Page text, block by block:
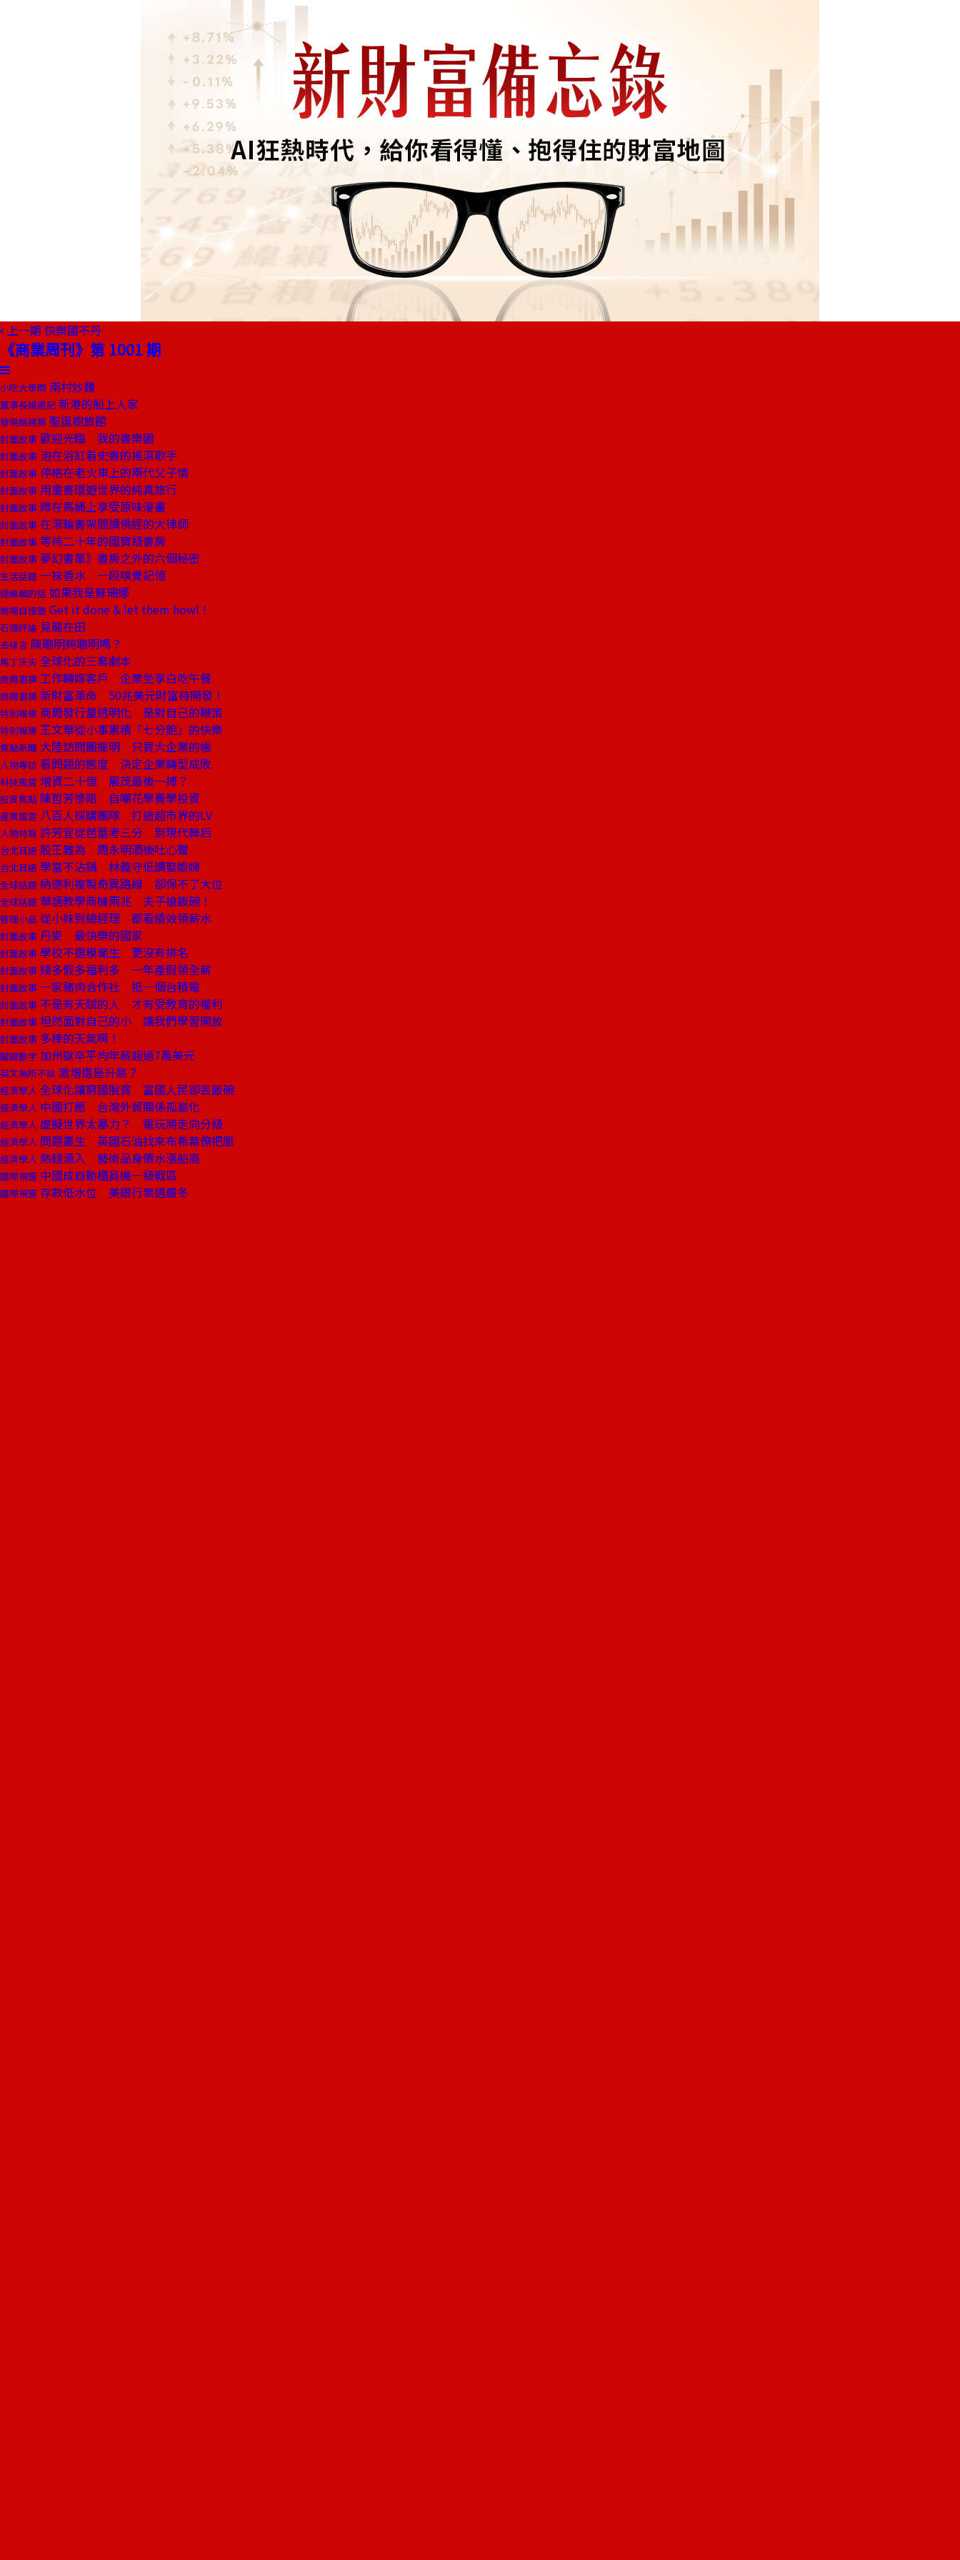
上一期 快樂國不丹
《商業周刊》第 1001 期
小吃大學問 南村炒麵
董事長嬉遊記 新港的船上人家
發現酷建築 聖誕樹旅館
封面故事 歡迎光臨 我的書樂園
封面故事 泡在浴缸看史書的搖滾歌手
封面故事 停格在老火車上的兩代父子情
封面故事 用童書環遊世界的純真旅行
封面故事 蹲在馬桶上享受原味漫畫
封面故事 在滾輪書架間讀佛經的大律師
封面故事 等待二十年的國寶級書房
封面故事 夢幻書單》書房之外的六個秘密
生活話題 一抹香水 一段嗅覺記憶
總編輯的話 如果我是蘇珊娜
商場自慢塾 Get it done & let them howl !
石頭評論 見龍在田
去梯言 陳聰明夠聰明嗎？
馬丁沃夫 全球化的三套劇本
商周書摘 工作轉嫁客戶 企業坐享白吃午餐
商周書摘 新財富革命 50兆美元財富待開發！
特別報導 商周發行量透明化 是對自己的鞭策
特別報導 王文華從小事累積「七分飽」的快樂
焦點新聞 大陸訪問團擺明 只買大企業的帳
人物專訪 看問題的態度 決定企業轉型成敗
科技風雲 增資二十億 展茂最後一搏？
投資焦點 陳哲芳慘賠 自嘲花學費學投資
產業風雲 八百人採購團隊 打造超市界的LV
人物特寫 許芳宜從芭蕾考三分 到現代舞后
台北耳語 股王難為 周永明酒後吐心聲
台北耳語 學當不沾鍋 林義守低調娶媳婦
全球話題 納德利複製奇異路線 卻保不了大位
全球話題 華語教學商機兩兆 夫子搶飯碗！
管理小品 從小妹到總經理 都看績效領薪水
封面故事 丹麥 最快樂的國家
封面故事 學校不選模範生 更沒有排名
封面故事 錢多假多福利多 一年產假領全薪
封面故事 一家豬肉合作社 抵一個台積電
封面故事 不是有天賦的人 才有受教育的權利
封面故事 坦然面對自己的小 讓我們學習開放
封面故事 多棒的天氣啊！
關鍵數字 加州獄卒平均年薪超過7萬美元
英文無所不談 激增還是升高？
經濟學人 全球化讓窮國脫貧 富國人民卻丟飯碗
經濟學人 中國打壓 台灣外貿關係孤島化
經濟學人 虛擬世界太暴力？ 電玩將走向分級
經濟學人 問題叢生 英國石油找來布希幕僚把脈
經濟學人 熱錢湧入 藝術品身價水漲船高
國際視窗 中國成自動櫃員機一級戰區
國際視窗 存款低水位 美銀行業遇嚴冬